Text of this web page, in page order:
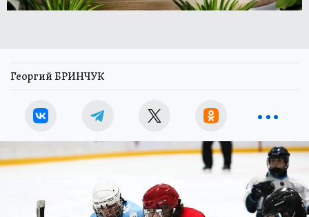
Георгий БРИНЧУК